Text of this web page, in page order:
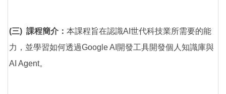
(三) 課程簡介： 本課程旨在認識AI世代科技業所需要的能
力，並學習如何透過Google AI開發工具開發個人知識庫與
AI Agent。